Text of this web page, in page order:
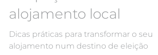
ocupação do seu
alojamento local
Dicas práticas para transformar o seu